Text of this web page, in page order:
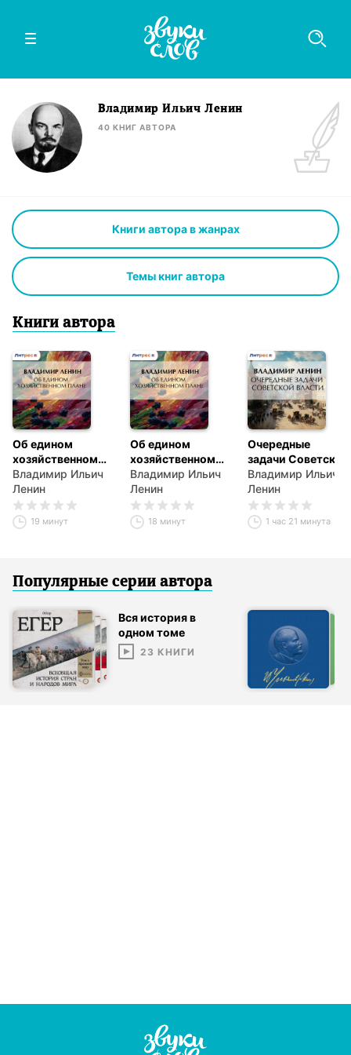
Владимир Ильич Ленин
40 КНИГ АВТОРА
Книги автора в жанрах
Темы книг автора
Книги автора
Об едином
хозяйственном
плане
Владимир Ильич
Ленин
19 минут
Об едином
хозяйственном
плане
Владимир Ильич
Ленин
18 минут
Очередные
задачи Советской
власти
Владимир Ильич
Ленин
1 час 21 минута
Популярные серии автора
Вся история в
одном томе
23 КНИГИ